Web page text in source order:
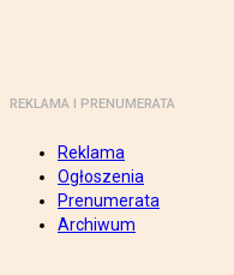
REKLAMA I PRENUMERATA
Reklama
Ogłoszenia
Prenumerata
Archiwum